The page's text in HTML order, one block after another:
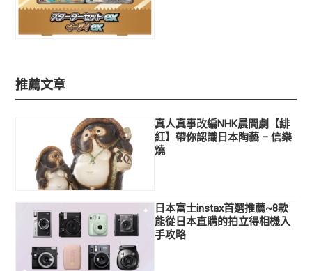
推薦文章
真人真事改編NHK晨間劇【緋
紅】帶你認識日本陶藝 – 信樂
燒
日本富士instax首選推薦~8款
能從日本直購的拍立得相機入
手攻略